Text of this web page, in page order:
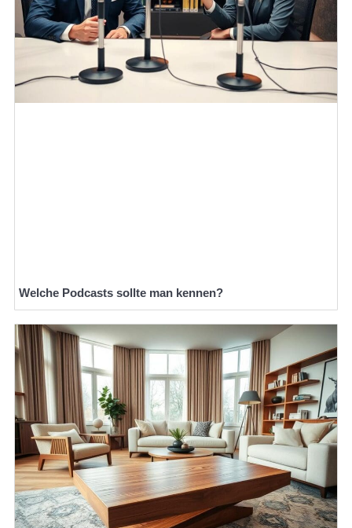
Welche Podcasts sollte man kennen?